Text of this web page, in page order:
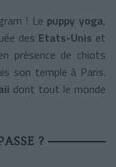
! Le puppy yoga,
des Etats-Unis et
présence de chiots
son temple à Paris.
dont tout le monde
?